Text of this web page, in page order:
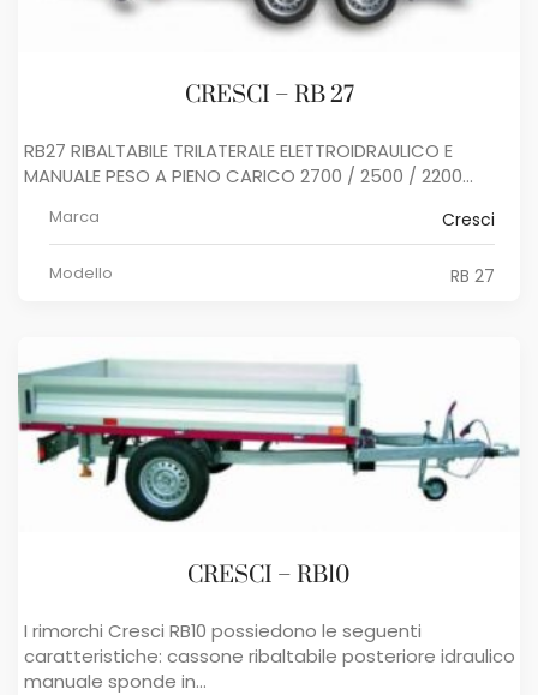
CRESCI – RB 27
RB27 RIBALTABILE TRILATERALE ELETTROIDRAULICO E
MANUALE PESO A PIENO CARICO 2700 / 2500 / 2200...
Marca Cresci
Modello RB 27
CRESCI – RB10
I rimorchi Cresci RB10 possiedono le seguenti
caratteristiche: cassone ribaltabile posteriore idraulico
manuale sponde in...